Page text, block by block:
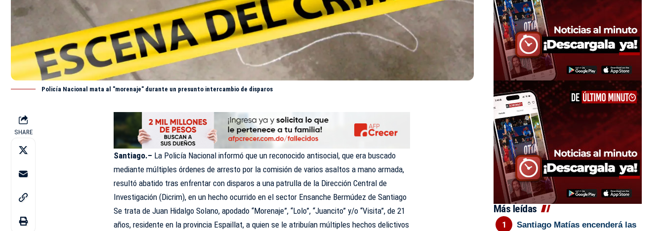
Policía Nacional mata al "morenaje" durante un presunto intercambio de disparos
SHARE
Santiago.– La Policía Nacional informó que un reconocido antisocial, que era buscado
mediante múltiples órdenes de arresto por la comisión de varios asaltos a mano armada,
resultó abatido tras enfrentar con disparos a una patrulla de la Dirección Central de
Investigación (Dicrim), en un hecho ocurrido en el sector Ensanche Bermúdez de Santiago
Se trata de Juan Hidalgo Solano, apodado “Morenaje”, “Lolo”, “Juancito” y/o “Visita”, de 21
años, residente en la provincia Espaillat, a quien se le atribuían múltiples hechos delictivos
Más leídas
Santiago Matías encenderá las